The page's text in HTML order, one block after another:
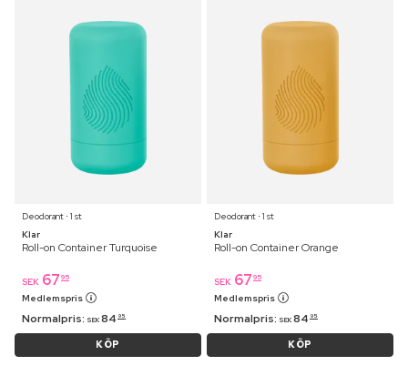
Deodorant ⋅ 1 st
Klar
Roll-on Container Turquoise
SEK 67 95
Medlemspris
Normalpris: SEK 84 95
KÖP
Deodorant ⋅ 1 st
Klar
Roll-on Container Orange
SEK 67 95
Medlemspris
Normalpris: SEK 84 95
KÖP